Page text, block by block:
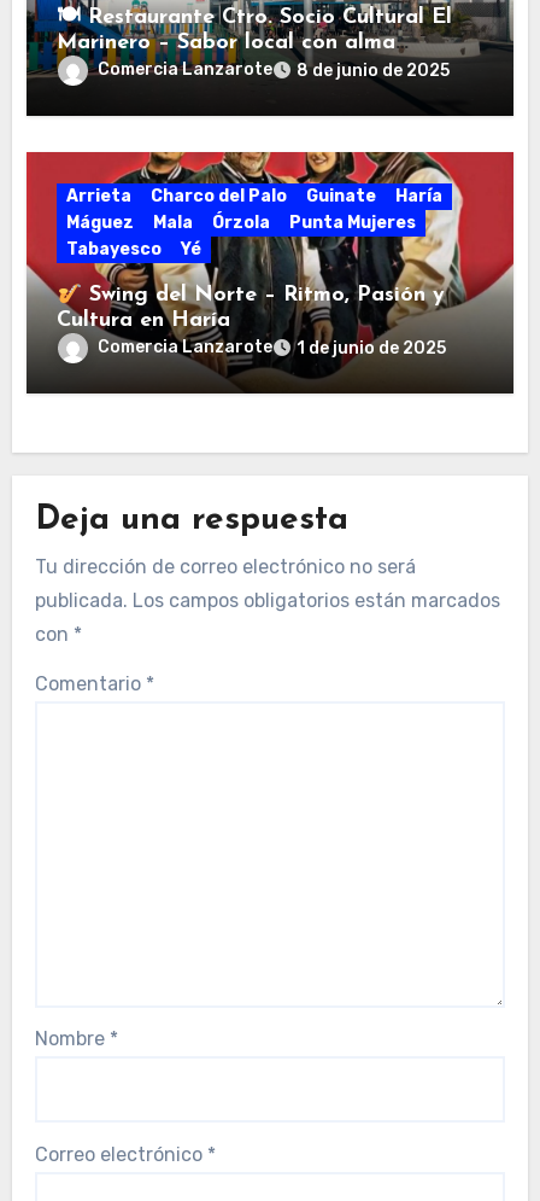
🍽 Restaurante Ctro. Socio Cultural El
Marinero – Sabor local con alma
marinera en Punta Mujeres
Comercia Lanzarote 8 de junio de 2025
Arrieta Charco del Palo Guinate
Haría
Máguez
Mala Órzola
Punta Mujeres
Tabayesco
Yé
Swing del Norte – Ritmo, Pasión y
Cultura en Haría
Comercia Lanzarote 1 de junio de 2025
Deja una respuesta
Tu dirección de correo electrónico no será
publicada. Los campos obligatorios están marcados
con *
Comentario *
Nombre *
Correo electrónico *